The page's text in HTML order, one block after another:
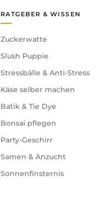
RATGEBER & WISSEN
Zuckerwatte
Slush Puppie
Stressbälle & Anti-Stress
Käse selber machen
Batik & Tie Dye
Bonsai pflegen
Party-Geschirr
Samen & Anzucht
Sonnenfinsternis